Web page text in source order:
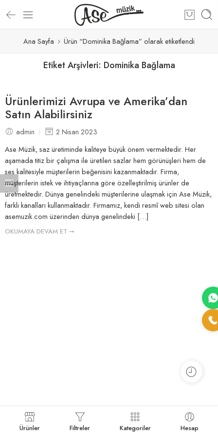
Ana Sayfa Ürün “Dominika Bağlama” olarak etiketlendi
Etiket Arşivleri: Dominika Bağlama
Ürünlerimizi Avrupa ve Amerika’dan
Satın Alabilirsiniz
admin
2 Nisan 2023
Ase Müzik, saz üretiminde kaliteye büyük önem vermektedir. Her
aşamada titiz bir çalışma ile üretilen sazlar hem görünüşleri hem de
ses kalitesiyle müşterilerin beğenisini kazanmaktadır. Firma,
müşterilerin istek ve ihtiyaçlarına göre özelleştirilmiş ürünler de
üretmektedir. Dünya genelindeki müşterilerine ulaşmak için Ase Müzik,
farklı kanalları kullanmaktadır. Firmamız, kendi resmî web sitesi olan
asemuzik.com üzerinden dünya genelindeki […]
OKUMAYA DEVAM ET ➞
Ürünler Filtreler Kategoriler Hesap